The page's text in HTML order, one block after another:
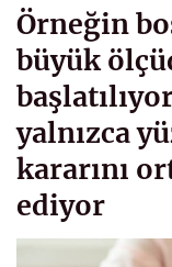
Örneğin
büyük
yalnızca
kararını
ediyor